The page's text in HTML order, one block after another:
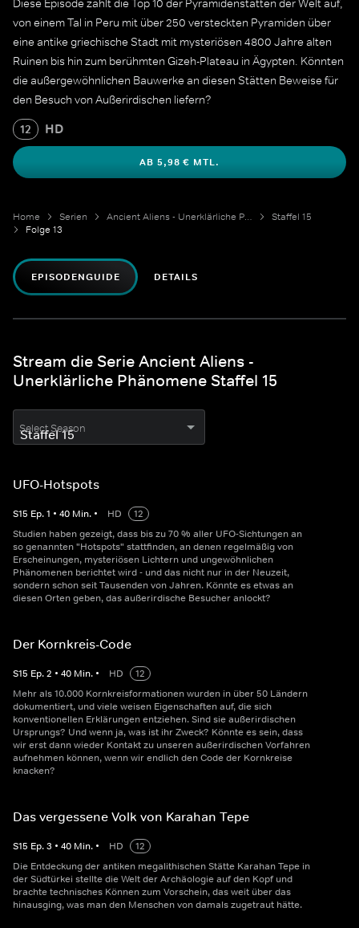
Diese Episode zählt die Top 10 der Pyramidenstätten der Welt auf,
von einem Tal in Peru mit über 250 versteckten Pyramiden über
eine antike griechische Stadt mit mysteriösen 4800 Jahre alten
Ruinen bis hin zum berühmten Gizeh-Plateau in Ägypten. Könnten
die außergewöhnlichen Bauwerke an diesen Stätten Beweise für
den Besuch von Außerirdischen liefern?
12 HD
AB 5,98 € MTL.
Home Serien Ancient Aliens - Unerklärliche Phänomene
Staffel 15
Folge 13
EPISODENGUIDE DETAILS
Stream die Serie Ancient Aliens -
Unerklärliche Phänomene Staffel 15
Select Season
UFO-Hotspots
S15 Ep.1 • 40 Min. • HD
12
Studien haben gezeigt, dass bis zu 70 % aller UFO-Sichtungen an
so genannten "Hotspots" stattfinden, an denen regelmäßig von
Erscheinungen, mysteriösen Lichtern und ungewöhnlichen
Phänomenen berichtet wird - und das nicht nur in der Neuzeit,
sondern schon seit Tausenden von Jahren. Könnte es etwas an
diesen Orten geben, das außerirdische Besucher anlockt?
Der Kornkreis-Code
S15 Ep.2 • 40 Min. • HD
12
Mehr als 10.000 Kornkreisformationen wurden in über 50 Ländern
dokumentiert, und viele weisen Eigenschaften auf, die sich
konventionellen Erklärungen entziehen. Sind sie außerirdischen
Ursprungs? Und wenn ja, was ist ihr Zweck? Könnte es sein, dass
wir erst dann wieder Kontakt zu unseren außerirdischen Vorfahren
aufnehmen können, wenn wir endlich den Code der Kornkreise
knacken?
Das vergessene Volk von Karahan Tepe
S15 Ep.3 • 40 Min. • HD
12
Die Entdeckung der antiken megalithischen Stätte Karahan Tepe in
der Südtürkei stellte die Welt der Archäologie auf den Kopf und
brachte technisches Können zum Vorschein, das weit über das
hinausging, was man den Menschen von damals zugetraut hätte.